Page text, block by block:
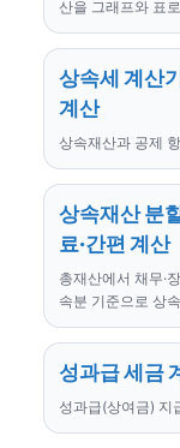
산을 그래프와 표
상속세 계산
계산
상속재산과 공제
상속재산 분
료·간편 계산
총재산에서 채무·
속분 기준으로 상
성과급 세금
성과급(상여금) 지